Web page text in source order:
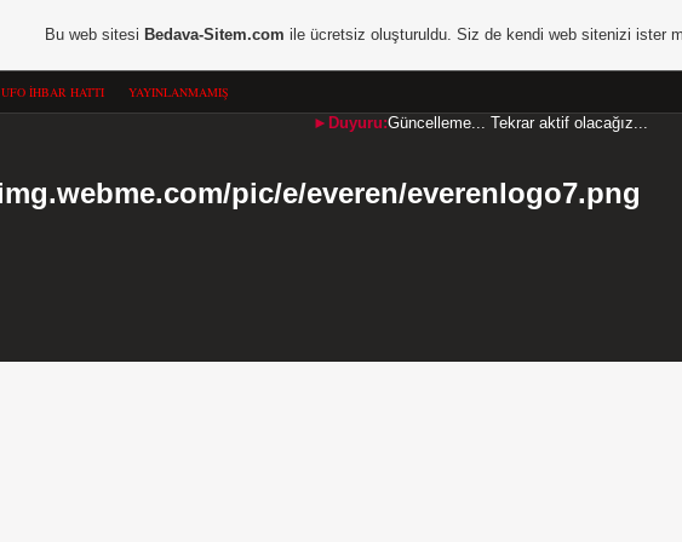
UFO İHBAR HATTI YAYINLANMAMIŞ
►Duyuru:Güncelleme... Tekrar aktif olacağız...
Bu web sitesi Bedava-Sitem.com ile ücretsiz oluşturuldu. Siz de kendi web sitenizi ister